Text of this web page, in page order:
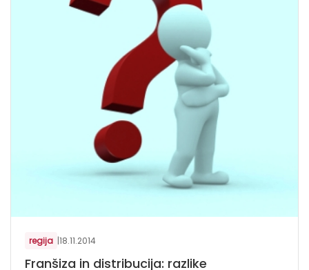
regija |18.11.2014
Franšiza in distribucija: razlike